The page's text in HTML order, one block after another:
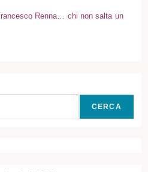
Renna… chi non salta un
CERCA